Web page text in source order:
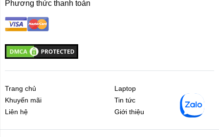
Phương thức thanh toán
Trang chủ
Laptop
Khuyến mãi
Tin tức
Liên hệ
Giới thiệu